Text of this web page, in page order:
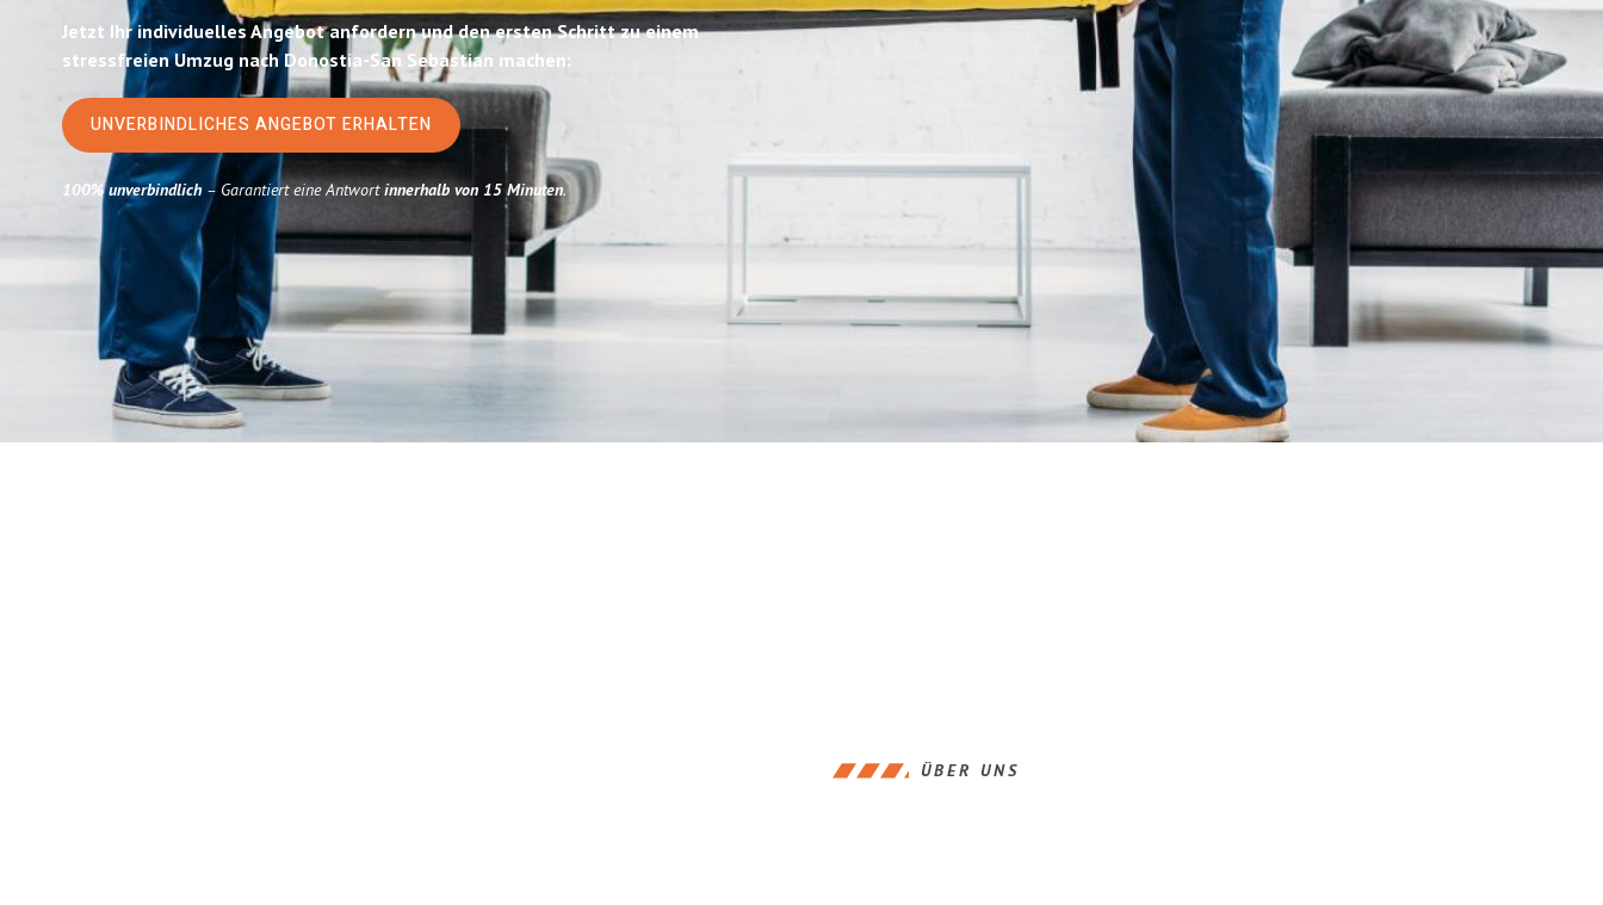
Jetzt Ihr individuelles Angebot anfordern und den ersten Schritt zu einem
stressfreien Umzug nach Donostia-San Sebastian machen:
UNVERBINDLICHES ANGEBOT ERHALTEN
100% unverbindlich– Garantiert eine Antwortinnerhalb von 15 Minuten.
ÜBER UNS